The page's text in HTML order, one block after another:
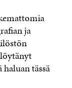
ja
tässä